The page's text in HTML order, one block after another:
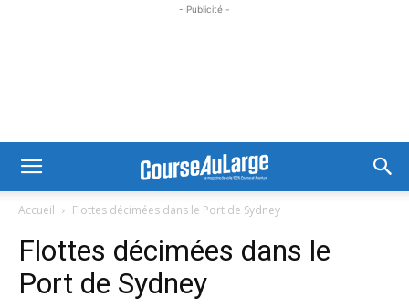
- Publicité -
Accueil Flottes décimées dans le Port de Sydney
Flottes décimées dans le
Port de Sydney